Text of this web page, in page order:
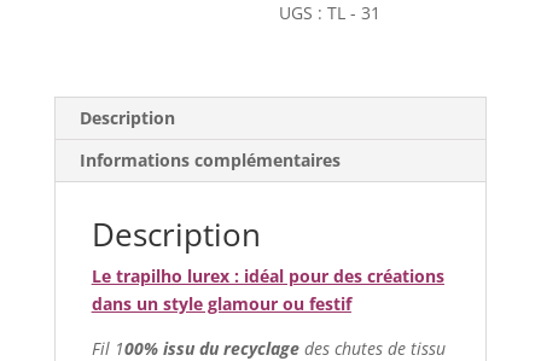
UGS :TL - 31
Description
Informations complémentaires
Description
Le trapilho lurex : idéalpour des créations
dans un style glamour ou festif
Fil 100% issu du recyclagedes chutes de tissu